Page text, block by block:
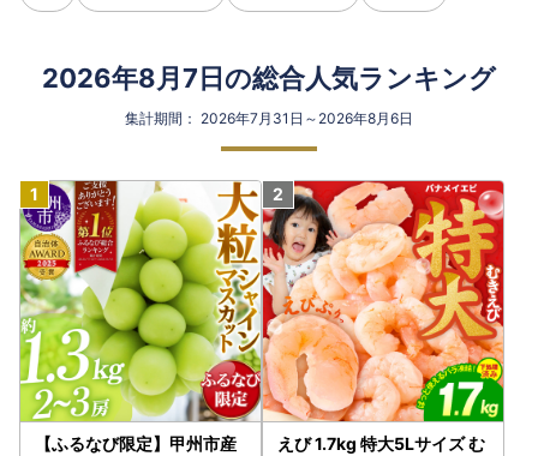
2026年8月7日の総合人気ランキング
集計期間： 2026年7月31日～2026年8月6日
【ふるなび限定】甲州市産
えび 1.7kg 特大5Lサイズ む